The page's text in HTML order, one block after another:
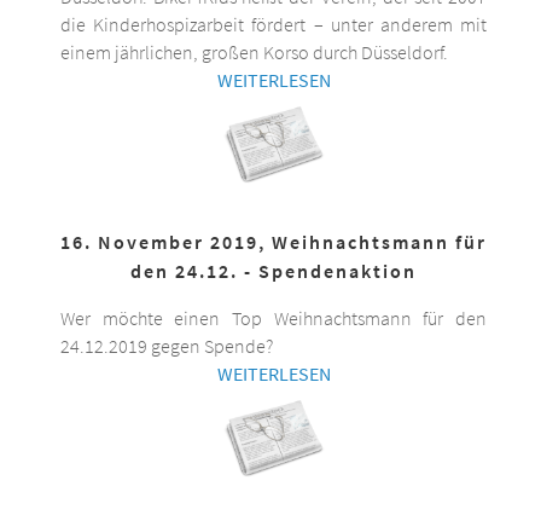
die Kinderhospizarbeit fördert – unter anderem mit
einem jährlichen, großen Korso durch Düsseldorf.
WEITERLESEN
16. November 2019, Weihnachtsmann für
den 24.12. - Spendenaktion
Wer möchte einen Top Weihnachtsmann für den
24.12.2019 gegen Spende?
WEITERLESEN